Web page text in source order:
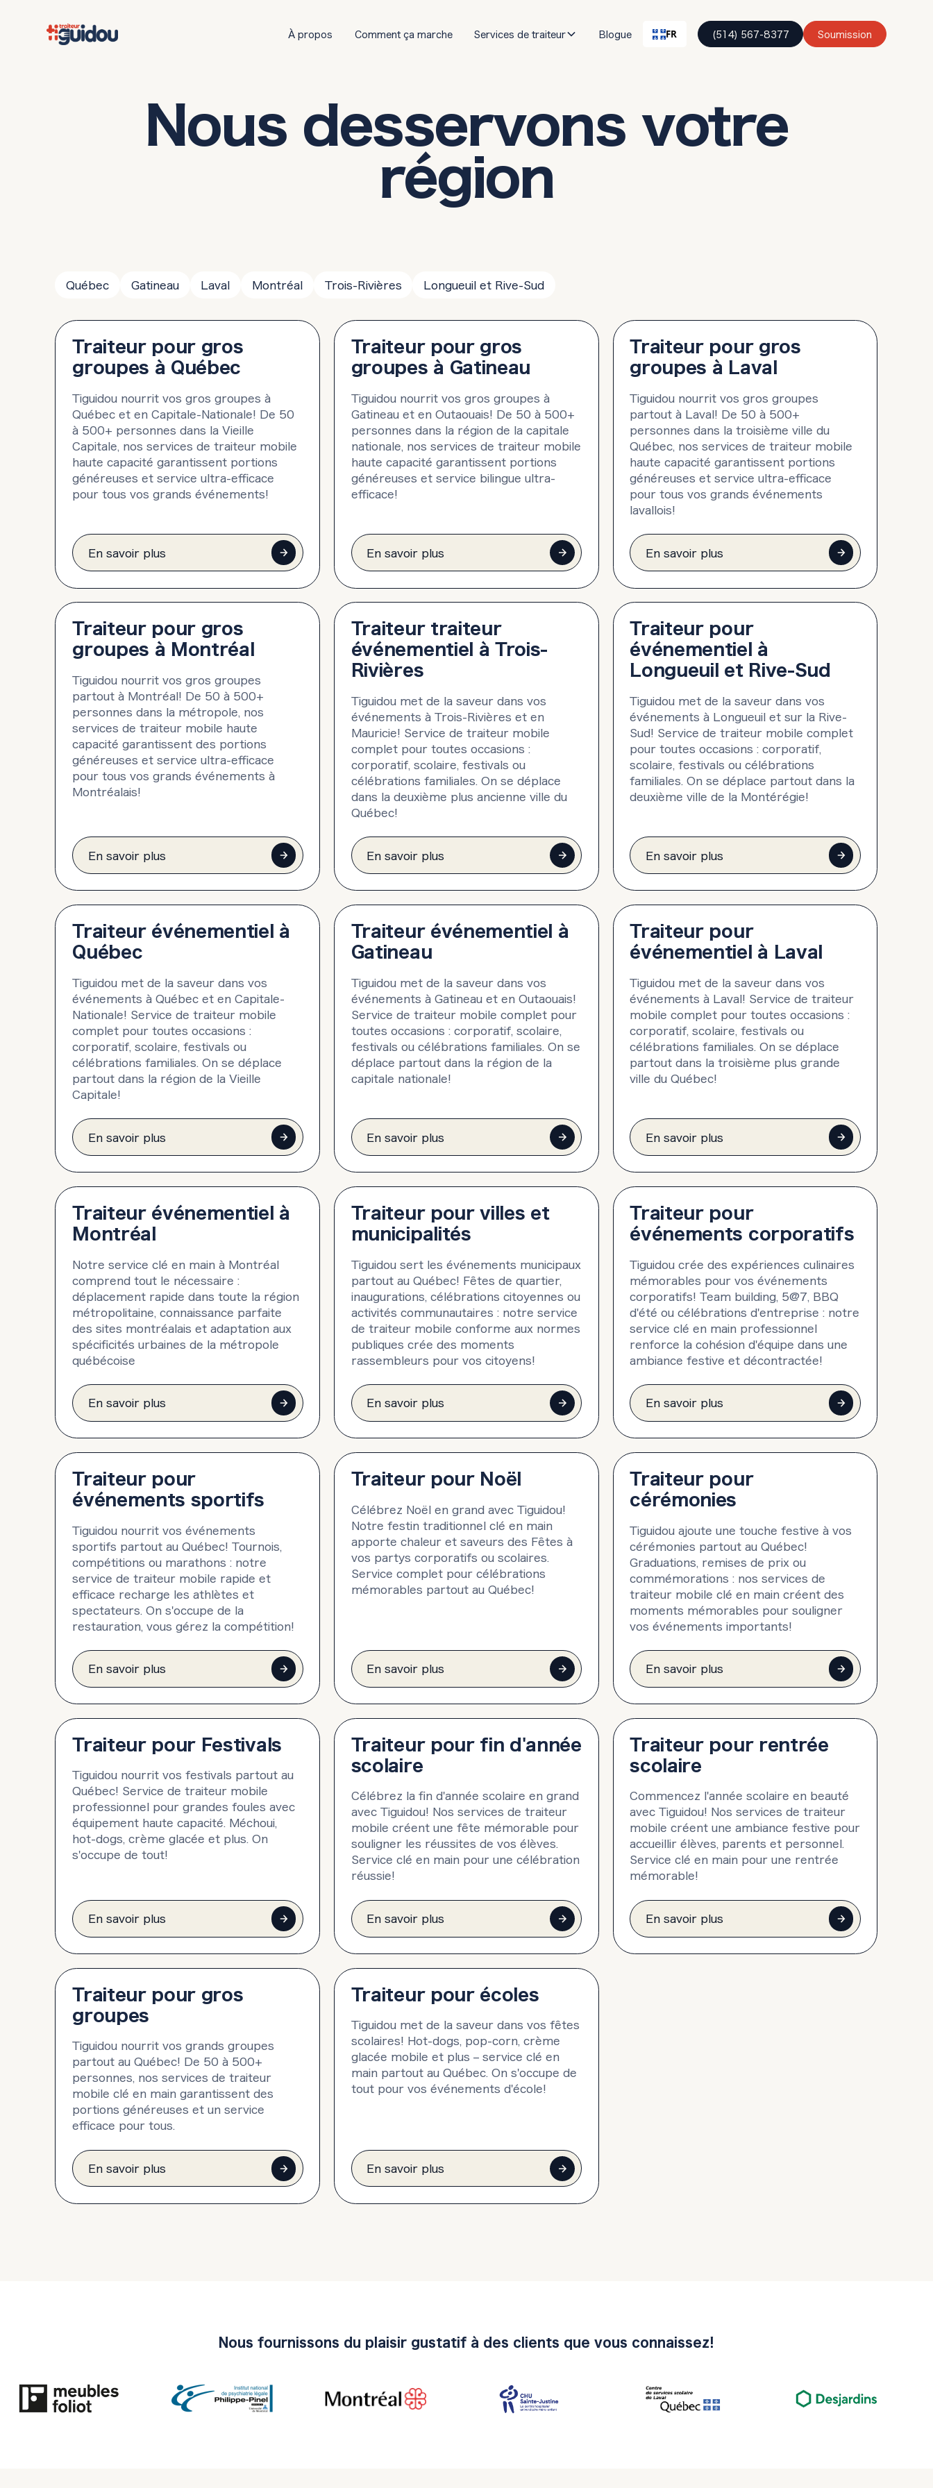
À propos Comment ça marche Services de traiteur Blogue FR (514) 567-8377 Soumission
Nous desservons votre
région
Québec Gatineau Laval Montréal Trois-Rivières Longueuil et Rive-Sud
Traiteur pour gros
groupes à Québec
Tiguidou nourrit vos gros groupes à
Québec et en Capitale-Nationale! De 50
à 500+ personnes dans la Vieille
Capitale, nos services de traiteur mobile
haute capacité garantissent portions
généreuses et service ultra-efficace
pour tous vos grands événements!
En savoir plus
Traiteur pour gros
groupes à Gatineau
Tiguidou nourrit vos gros groupes à
Gatineau et en Outaouais! De 50 à 500+
personnes dans la région de la capitale
nationale, nos services de traiteur mobile
haute capacité garantissent portions
généreuses et service bilingue ultra-
efficace!
En savoir plus
Traiteur pour gros
groupes à Laval
Tiguidou nourrit vos gros groupes
partout à Laval! De 50 à 500+
personnes dans la troisième ville du
Québec, nos services de traiteur mobile
haute capacité garantissent portions
généreuses et service ultra-efficace
pour tous vos grands événements
lavallois!
En savoir plus
Traiteur pour gros
groupes à Montréal
Tiguidou nourrit vos gros groupes
partout à Montréal! De 50 à 500+
personnes dans la métropole, nos
services de traiteur mobile haute
capacité garantissent des portions
généreuses et service ultra-efficace
pour tous vos grands événements à
Montréalais!
En savoir plus
Traiteur traiteur
événementiel à Trois-
Rivières
Tiguidou met de la saveur dans vos
événements à Trois-Rivières et en
Mauricie! Service de traiteur mobile
complet pour toutes occasions :
corporatif, scolaire, festivals ou
célébrations familiales. On se déplace
dans la deuxième plus ancienne ville du
Québec!
En savoir plus
Traiteur pour
événementiel à
Longueuil et Rive-Sud
Tiguidou met de la saveur dans vos
événements à Longueuil et sur la Rive-
Sud! Service de traiteur mobile complet
pour toutes occasions : corporatif,
scolaire, festivals ou célébrations
familiales. On se déplace partout dans la
deuxième ville de la Montérégie!
En savoir plus
Traiteur événementiel à
Québec
Tiguidou met de la saveur dans vos
événements à Québec et en Capitale-
Nationale! Service de traiteur mobile
complet pour toutes occasions :
corporatif, scolaire, festivals ou
célébrations familiales. On se déplace
partout dans la région de la Vieille
Capitale!
En savoir plus
Traiteur événementiel à
Gatineau
Tiguidou met de la saveur dans vos
événements à Gatineau et en Outaouais!
Service de traiteur mobile complet pour
toutes occasions : corporatif, scolaire,
festivals ou célébrations familiales. On se
déplace partout dans la région de la
capitale nationale!
En savoir plus
Traiteur pour
événementiel à Laval
Tiguidou met de la saveur dans vos
événements à Laval! Service de traiteur
mobile complet pour toutes occasions :
corporatif, scolaire, festivals ou
célébrations familiales. On se déplace
partout dans la troisième plus grande
ville du Québec!
En savoir plus
Traiteur événementiel à
Montréal
Notre service clé en main à Montréal
comprend tout le nécessaire :
déplacement rapide dans toute la région
métropolitaine, connaissance parfaite
des sites montréalais et adaptation aux
spécificités urbaines de la métropole
québécoise
En savoir plus
Traiteur pour villes et
municipalités
Tiguidou sert les événements municipaux
partout au Québec! Fêtes de quartier,
inaugurations, célébrations citoyennes ou
activités communautaires : notre service
de traiteur mobile conforme aux normes
publiques crée des moments
rassembleurs pour vos citoyens!
En savoir plus
Traiteur pour
événements corporatifs
Tiguidou crée des expériences culinaires
mémorables pour vos événements
corporatifs! Team building, 5@7, BBQ
d'été ou célébrations d'entreprise : notre
service clé en main professionnel
renforce la cohésion d'équipe dans une
ambiance festive et décontractée!
En savoir plus
Traiteur pour
événements sportifs
Tiguidou nourrit vos événements
sportifs partout au Québec! Tournois,
compétitions ou marathons : notre
service de traiteur mobile rapide et
efficace recharge les athlètes et
spectateurs. On s'occupe de la
restauration, vous gérez la compétition!
En savoir plus
Traiteur pour Noël
Célébrez Noël en grand avec Tiguidou!
Notre festin traditionnel clé en main
apporte chaleur et saveurs des Fêtes à
vos partys corporatifs ou scolaires.
Service complet pour célébrations
mémorables partout au Québec!
En savoir plus
Traiteur pour
cérémonies
Tiguidou ajoute une touche festive à vos
cérémonies partout au Québec!
Graduations, remises de prix ou
commémorations : nos services de
traiteur mobile clé en main créent des
moments mémorables pour souligner
vos événements importants!
En savoir plus
Traiteur pour Festivals
Tiguidou nourrit vos festivals partout au
Québec! Service de traiteur mobile
professionnel pour grandes foules avec
équipement haute capacité. Méchoui,
hot-dogs, crème glacée et plus. On
s'occupe de tout!
En savoir plus
Traiteur pour fin d'année
scolaire
Célébrez la fin d'année scolaire en grand
avec Tiguidou! Nos services de traiteur
mobile créent une fête mémorable pour
souligner les réussites de vos élèves.
Service clé en main pour une célébration
réussie!
En savoir plus
Traiteur pour rentrée
scolaire
Commencez l'année scolaire en beauté
avec Tiguidou! Nos services de traiteur
mobile créent une ambiance festive pour
accueillir élèves, parents et personnel.
Service clé en main pour une rentrée
mémorable!
En savoir plus
Traiteur pour gros
groupes
Tiguidou nourrit vos grands groupes
partout au Québec! De 50 à 500+
personnes, nos services de traiteur
mobile clé en main garantissent des
portions généreuses et un service
efficace pour tous.
En savoir plus
Traiteur pour écoles
Tiguidou met de la saveur dans vos fêtes
scolaires! Hot-dogs, pop-corn, crème
glacée mobile et plus – service clé en
main partout au Québec. On s'occupe de
tout pour vos événements d'école!
En savoir plus
Nous fournissons du plaisir gustatif à des clients que vous connaissez!